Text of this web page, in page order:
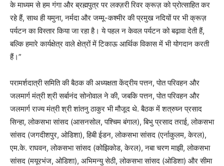
के माध्यम से हम गंगा और ब्रह्मपुत्र पर लक्ज़री रिवर क्रूज़ को प्रोत्साहित कर
रहे हैं, साथ ही यमुना, नर्मदा और जम्मू-कश्मीर की प्रमुख नदियों पर भी क्रूज़
पर्यटन का विस्तार किया जा रहा है। ये पहल न केवल पर्यटन को बढ़ावा देती हैं,
बल्कि हमारे कार्यक्षेत्र वाले क्षेत्रों में टिकाऊ आर्थिक विकास में भी योगदान करती
हैं।”
परामर्शदात्री समिति की बैठक की अध्यक्षता केंद्रीय पत्तन, पोत परिवहन और
जलमार्ग मंत्री श्री सर्बानंद सोनोवाल ने की, जबकि पत्तन, पोत परिवहन और
जलमार्ग राज्य मंत्री श्री शांतनु ठाकुर भी मौजूद थे. बैठक में शत्रुघ्न प्रसाद
सिन्हा, लोकसभा सांसद (आसनसोल, पश्चिम बंगाल), बिभु प्रसाद तराई, लोकसभा
सांसद (जगदीशपुर, ओडिशा), हिबी ईडन, लोकसभा सांसद (एर्नाकुलम, केरल),
एम.के. राघवन, लोकसभा सांसद (कोझिकोड, केरल), नबा चरण माझी, लोकसभा
सांसद (मयूरभंज, ओडिशा), अभिमन्यु सेठी, लोकसभा सांसद (ओडिशा) और सीमा